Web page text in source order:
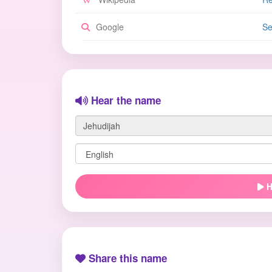
Google
Hear the name
Share this name